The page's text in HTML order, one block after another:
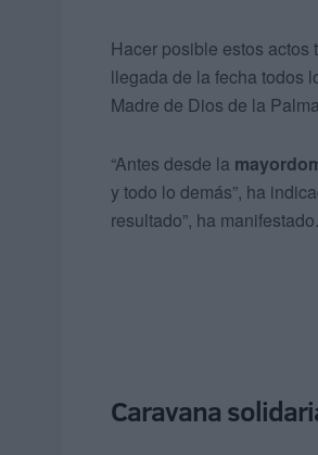
Hacer posible estos
llegada de la fecha todos
Madre de Dios de la
“Antes desde la
y todo lo demás”, ha
resultado”, ha manifestado.
Caravana